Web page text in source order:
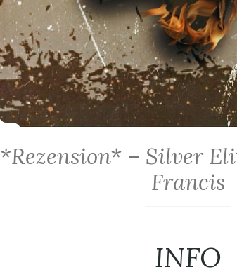
*Rezension* – Silver
Francis
INFO